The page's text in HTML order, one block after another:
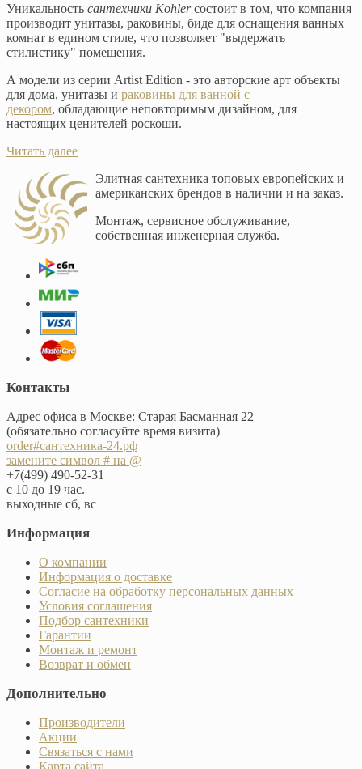
Уникальность сантехники Kohlerсостоит в том, что компания
производит унитазы, раковины, биде для оснащения ванных
комнат в едином стиле, что позволяет "выдержать
стилистику" помещения.
А модели из серии Artist Edition - это авторские арт объекты
для дома, унитазы и раковины для ванной с
декором, обладающие неповторимым дизайном, для
настоящих ценителей роскоши.
Читать далее
Элитная сантехника топовых европейских и
американских брендов в наличии и на заказ.
Монтаж, сервисное обслуживание,
собственная инженерная служба.
Контакты
Адрес офиса в Москве: Старая Басманная 22
(обязательно согласуйте время визита)
order#сантехника-24.рф
замените символ # на @
+7(499) 490-52-31
с 10 до 19 час.
выходные сб, вс
Информация
О компании
Информация о доставке
Согласие на обработку персональных данных
Условия соглашения
Подбор сантехники
Гарантии
Монтаж и ремонт
Возврат и обмен
Дополнительно
Производители
Акции
Связаться с нами
Карта сайта